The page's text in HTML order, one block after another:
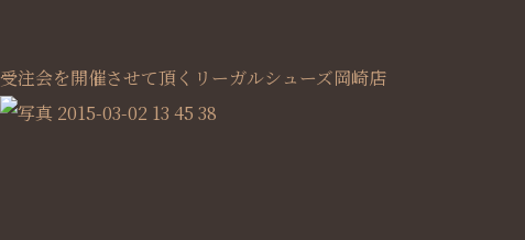
受注会を開催させて頂くリーガルシューズ岡崎店